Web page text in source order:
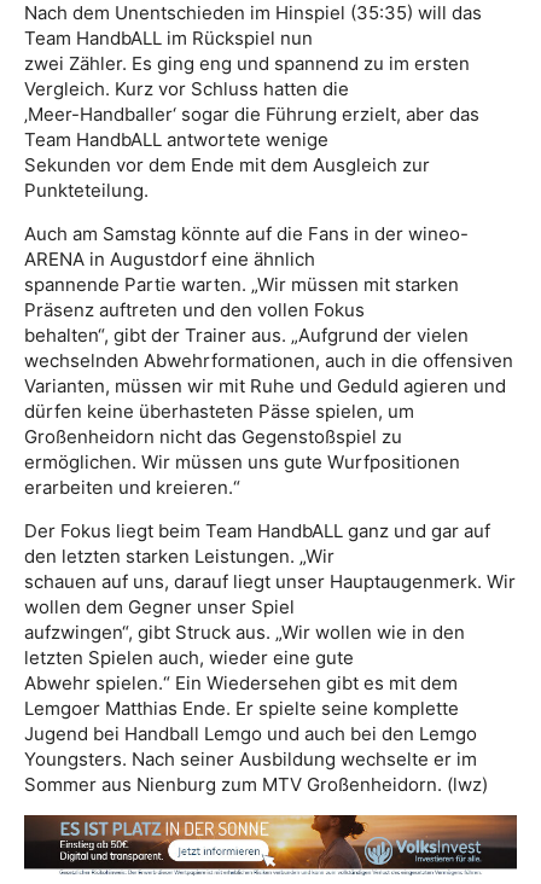
Nach dem Unentschieden im Hinspiel (35:35) will das
Team HandbALL im Rückspiel nun
zwei Zähler. Es ging eng und spannend zu im ersten
Vergleich. Kurz vor Schluss hatten die
‚Meer-Handballer‘ sogar die Führung erzielt, aber das
Team HandbALL antwortete wenige
Sekunden vor dem Ende mit dem Ausgleich zur
Punkteteilung.
Auch am Samstag könnte auf die Fans in der wineo-
ARENA in Augustdorf eine ähnlich
spannende Partie warten. „Wir müssen mit starken
Präsenz auftreten und den vollen Fokus
behalten“, gibt der Trainer aus. „Aufgrund der vielen
wechselnden Abwehrformationen, auch in die offensiven
Varianten, müssen wir mit Ruhe und Geduld agieren und
dürfen keine überhasteten Pässe spielen, um
Großenheidorn nicht das Gegenstoßspiel zu
ermöglichen. Wir müssen uns gute Wurfpositionen
erarbeiten und kreieren.“
Der Fokus liegt beim Team HandbALL ganz und gar auf
den letzten starken Leistungen. „Wir
schauen auf uns, darauf liegt unser Hauptaugenmerk. Wir
wollen dem Gegner unser Spiel
aufzwingen“, gibt Struck aus. „Wir wollen wie in den
letzten Spielen auch, wieder eine gute
Abwehr spielen.“ Ein Wiedersehen gibt es mit dem
Lemgoer Matthias Ende. Er spielte seine komplette
Jugend bei Handball Lemgo und auch bei den Lemgo
Youngsters. Nach seiner Ausbildung wechselte er im
Sommer aus Nienburg zum MTV Großenheidorn. (lwz)